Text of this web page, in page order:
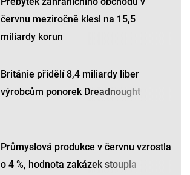
červnu meziročně klesl na 15,5
miliardy korun
Británie přidělí 8,4 miliardy liber
výrobcům ponorek Dreadnought
Průmyslová produkce v červnu vzrostla
o 4 %, hodnota zakázek stoupla